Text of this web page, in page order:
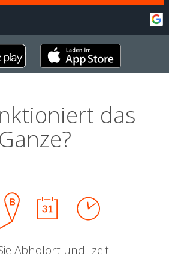
das
Ganze?
Abholort und -zeit